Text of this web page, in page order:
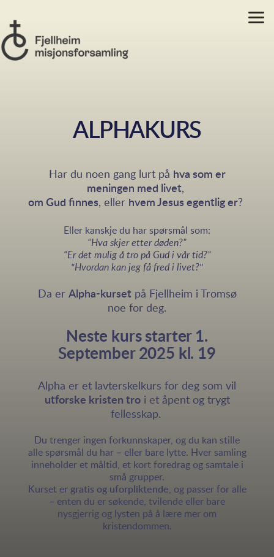
ALPHAKURS
Har du noen gang lurt på hva som er
meningen med livet,
om Gud finnes, eller hvem Jesus egentlig er?
Eller kanskje du har spørsmål som:
“Hva skjer etter døden?”
“Er det mulig å tro på Gud i vår tid?”
"Hvordan kan jeg få fred i livet?"
Da er Alpha-kursetpå Fjellheim i Tromsø
noe for deg.
Neste kurs starter 1.
September 2025 kl. 19
Alpha er et lavterskelkurs for deg som vil
utforske kristen troi et åpent og trygt
fellesskap.
Du trenger ingen forkunnskaper, og du kan stille
alle spørsmål du har – eller bare lytte. Hver samling
inneholder et måltid, et kort foredrag og samtale i
små grupper.
Kurset er gratis og uforpliktende , og passer for alle
– enten du er søkende, tvilende eller bare
nysgjerrig og lysten på å lære mer om
kristendommen.